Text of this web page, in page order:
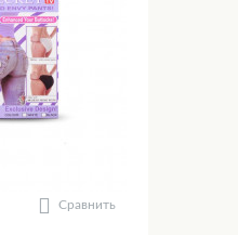
Сравнить